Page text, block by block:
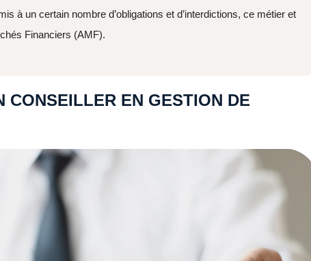
à un certain nombre d’obligations et d’interdictions, ce métier et
Financiers (AMF).
CONSEILLER EN GESTION DE